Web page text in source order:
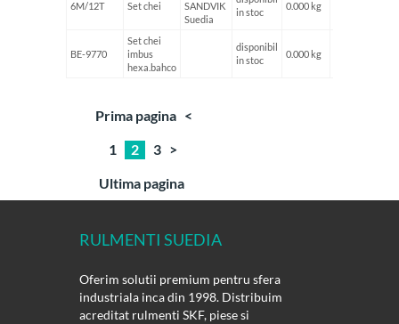
6M/12T Set chei
SANDVIK
Suedia
in stoc
0.000 kg
BE-9770
Set chei
imbus
hexa.bahco
disponibil
in stoc
0.000 kg
Prima pagina <
1
2 3 >
Ultima pagina
RULMENTI SUEDIA
Oferim solutii premium pentru sfera
industriala inca din 1998. Distribuim
acreditat rulmenti SKF, piese si